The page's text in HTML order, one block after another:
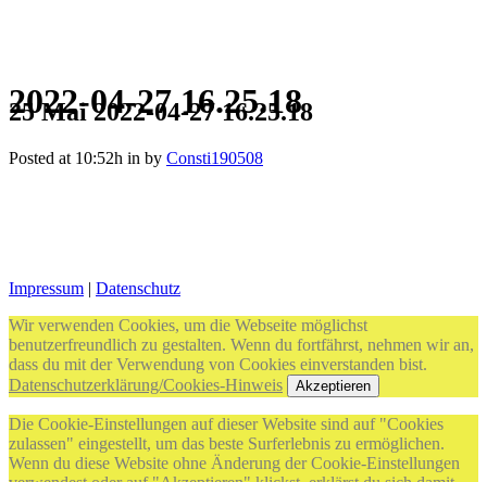
2022-04-27 16.25.18
25 Mai2022-04-27 16.25.18
Posted at 10:52h in by Consti190508
Impressum | Datenschutz
Wir verwenden Cookies, um die Webseite möglichst
benutzerfreundlich zu gestalten. Wenn du fortfährst, nehmen wir an,
dass du mit der Verwendung von Cookies einverstanden bist.
Datenschutzerklärung/Cookies-Hinweis
Akzeptieren
Die Cookie-Einstellungen auf dieser Website sind auf "Cookies
zulassen" eingestellt, um das beste Surferlebnis zu ermöglichen.
Wenn du diese Website ohne Änderung der Cookie-Einstellungen